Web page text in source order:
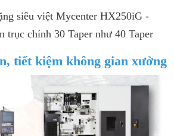
siêu việt Mycenter HX250iG -
trục chính 30 Taper như 40 Taper
tiết kiệm không gian xưởng